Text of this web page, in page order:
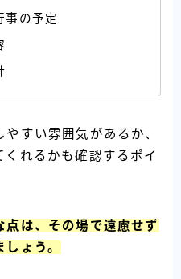
事の予定
すい雰囲気があるか、
れるかも確認するポイ
点は、その場で遠慮せず
ょう。